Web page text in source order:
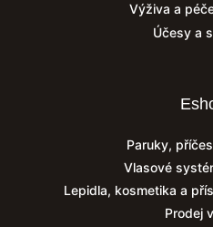
Výživa a
Účesy a
Paruky,
Vlasové
Lepidla, kosmetika a
Prodej